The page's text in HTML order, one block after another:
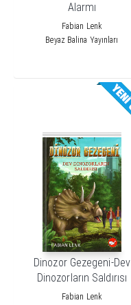
Alarmı
Fabian Lenk
Beyaz Balina Yayınları
Dinozor Gezegeni-Dev
Dinozorların Saldırısı
Fabian Lenk